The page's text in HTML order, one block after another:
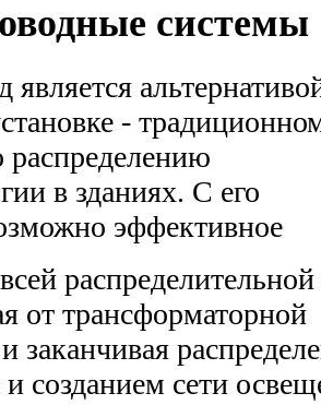
системы
-
в зданиях. С его
эффективное
распределительной
от трансформаторной
заканчивая
созданием сети